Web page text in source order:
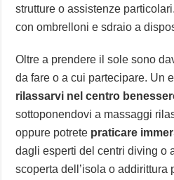
strutture o assistenze
con ombrelloni e sdraio a
Oltre a prendere il sole sono
da fare o a cui partecipare. Un
rilassarvi nel centro
sottoponendovi a massaggi
oppure potrete praticare
dagli esperti del centri diving o
scoperta dell’isola o addirittura